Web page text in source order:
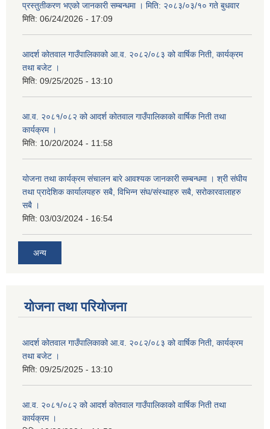
प्रस्तुतीकरण भएको जानकारी सम्बन्धमा । मिति: २०८३/०३/१० गते बुधवार
मिति: 06/24/2026 - 17:09
आदर्श कोतवाल गाउँपालिकाको आ.व. २०८२/०८३ को वार्षिक निती, कार्यक्रम
तथा बजेट ।
मिति: 09/25/2025 - 13:10
आ.व. २०८१/०८२ को आदर्श कोतवाल गाउँपालिकाको वार्षिक निती तथा
कार्यक्रम ।
मिति: 10/20/2024 - 11:58
योजना तथा कार्यक्रम संचालन बारे आवश्यक जानकारी सम्बन्धमा । श्री संघीय
तथा प्रादेशिक कार्यालयहरु सबै, विभिन्‍न संघ/संस्थाहरु सबै, सरोकारवालाहरु
सबै ।
मिति: 03/03/2024 - 16:54
अन्य
योजना तथा परियोजना
आदर्श कोतवाल गाउँपालिकाको आ.व. २०८२/०८३ को वार्षिक निती, कार्यक्रम
तथा बजेट ।
मिति: 09/25/2025 - 13:10
आ.व. २०८१/०८२ को आदर्श कोतवाल गाउँपालिकाको वार्षिक निती तथा
कार्यक्रम ।